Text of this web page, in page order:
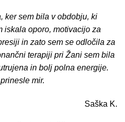
ker sem bila v obdobju, ki
iskala oporo, motivacijo za
in zato sem se odločila za
terapiji pri Žani sem bila
in bolj polna energije.
mir.
Saška K.